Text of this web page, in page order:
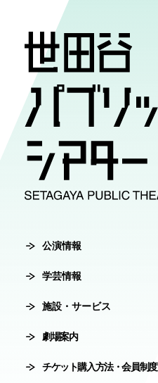
公演情報
学芸情報
施設・サービス
劇場案内
チケット購入方法・会員制度